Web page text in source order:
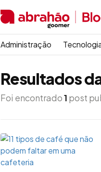
Administração
Resultados
Foi encontrado1 post